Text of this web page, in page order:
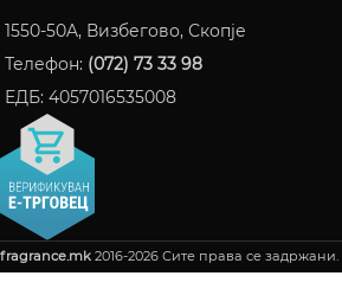
1550-50A, Визбегово, Скопје
Телефон: (072) 73 33 98
ЕДБ: 4057016535008
fragrance.mk 2016-2026 Сите права се задржани.